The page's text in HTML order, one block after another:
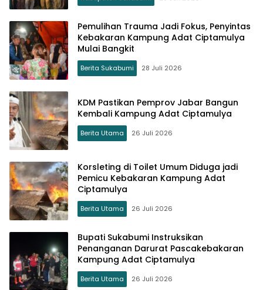
Pemulihan Trauma Jadi Fokus, Penyintas
Kebakaran Kampung Adat Ciptamulya
Mulai Bangkit
Berita Sukabumi 28 Juli 2026
KDM Pastikan Pemprov Jabar Bangun
Kembali Kampung Adat Ciptamulya
Berita Utama 26 Juli 2026
Korsleting di Toilet Umum Diduga jadi
Pemicu Kebakaran Kampung Adat
Ciptamulya
Berita Utama 26 Juli 2026
Bupati Sukabumi Instruksikan
Penanganan Darurat Pascakebakaran
Kampung Adat Ciptamulya
Berita Utama 26 Juli 2026